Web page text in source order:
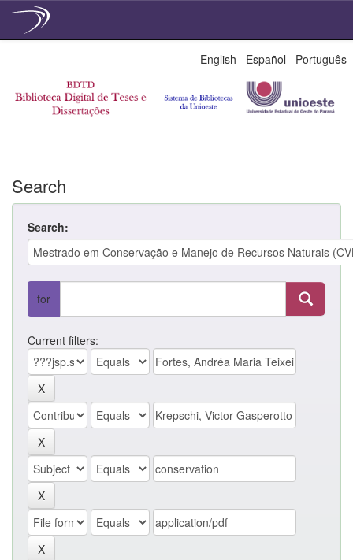
English Español Português
Search
Search:
for
Current filters: